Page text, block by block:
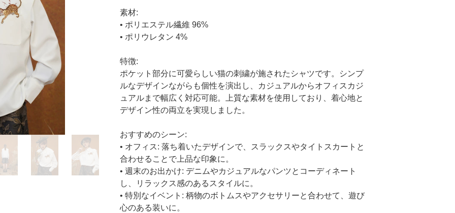
素材:
• ポリエステル繊維 96%
• ポリウレタン 4%
特徴:
ポケット部分に可愛らしい猫の刺繍が施されたシャツです。シンプ
ルなデザインながらも個性を演出し、カジュアルからオフィスカジ
ュアルまで幅広く対応可能。上質な素材を使用しており、着心地と
デザイン性の両立を実現しました。
おすすめのシーン:
• オフィス: 落ち着いたデザインで、スラックスやタイトスカートと
合わせることで上品な印象に。
• 週末のお出かけ: デニムやカジュアルなパンツとコーディネート
し、リラックス感のあるスタイルに。
• 特別なイベント: 柄物のボトムスやアクセサリーと合わせて、遊び
心のある装いに。